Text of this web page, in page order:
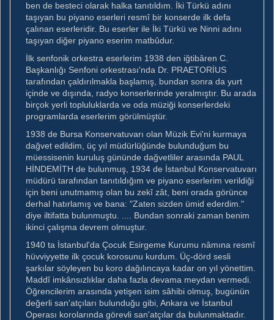
ben de besteci olarak halka tanıtıldım. İki Türkü adını
taşıyan bu piyano eserleri resmî bir konserde ilk defa
çalınan eserleridir. Bu eserler ile İki Türkü ve Ninni adını
taşıyan diğer piyano eserim matbûdur.
İlk senfonik orkestra eserlerim 1938 den iğtibâren C.
Başkanlığı Senfoni orkestrası'nda Dr. PRAETORİUS
tarafından çaldırılmakla başlamış, bundan sonra da yurt
içinde ve dışında, radyo konserlerinde yeralmıştır. Bu arada
birçok yerli topluluklarda ve oda müziği konserlerdeki
programlarda eserlerim görülmüştür.
1938 de Bursa Konservatuvarı olan Müzik Evi'ni kurmaya
dağvet edildim, üç yıl müdürlüğünde bulunduğum bu
müessisenin kuruluş gününde dağvetliler arasında PAUL
HİNDEMİTH de bulunmuş, 1934 de İstanbul Konservatuvarı
müdürü tarafından tanıtıldığım ve piyano eserlerim verildiği
için beni unutmamış olan bu zekî zât, beni orada görünce
derhal hatırlamış ve bana: "Zaten sizden ümid ederdim."
diye iltifatta bulunmuştu. .... Bundan sonraki zaman benim
ikinci çalışma devrem olmuştur.
1940 ta İstanbul'da Çocuk Esirgeme Kurumu nâmına resmî
hüvviyyette ilk çocuk korosunu kurdum. Üç-dörd sesli
şarkılar söyleyen bu koro dağılıncaya kadar on yıl yönettim.
Maddî imkânsızlıklar daha fazla devama meydan vermedi.
Öğrencilerim arasında yetişen isim sâhibi olmuş, bugünün
değerli san'atçıları bulunduğu gibi, Ankara ve İstanbul
Operası korolarında görevli san'atçılar da bulunmaktadır.